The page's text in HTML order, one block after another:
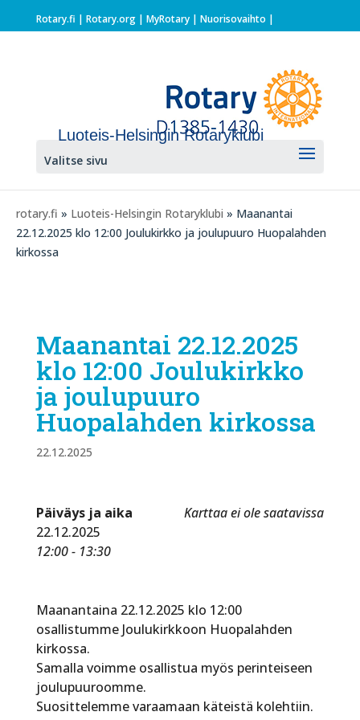
Rotary.fi | Rotary.org| MyRotary | Nuorisovaihto |
Luoteis-Helsingin Rotaryklubi
Valitse sivu
rotary.fi » Luoteis-Helsingin Rotaryklubi » Maanantai
22.12.2025 klo 12:00 Joulukirkko ja joulupuuro Huopalahden
kirkossa
Maanantai 22.12.2025
klo 12:00 Joulukirkko
ja joulupuuro
Huopalahden kirkossa
22.12.2025
Karttaa ei ole saatavissa
Päiväys ja aika
22.12.2025
12:00 - 13:30
Maanantaina 22.12.2025 klo 12:00
osallistumme Joulukirkkoon Huopalahden
kirkossa.
Samalla voimme osallistua myös perinteiseen
joulupuuroomme.
Suosittelemme varaamaan käteistä kolehtiin.